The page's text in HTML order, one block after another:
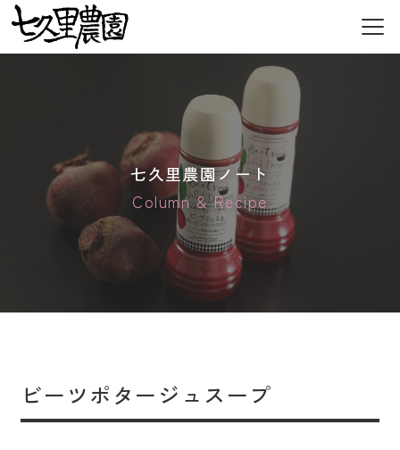
委託栽培
加工食品
お野菜について
七久里農園のお野菜
七久里農園ノート
新着情報
会社概要
七久里農園ノート
Column & Recipe
ビーツポタージュスープ